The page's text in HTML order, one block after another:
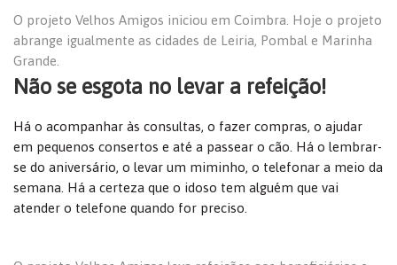
O projeto Velhos Amigos iniciou em Coimbra. Hoje o projeto
abrange igualmente as cidades de Leiria, Pombal e Marinha
Grande.
Não se esgota no levar a refeição!
Há o acompanhar às consultas, o fazer compras, o ajudar
em pequenos consertos e até a passear o cão. Há o lembrar-
se do aniversário, o levar um miminho, o telefonar a meio da
semana. Há a certeza que o idoso tem alguém que vai
atender o telefone quando for preciso.